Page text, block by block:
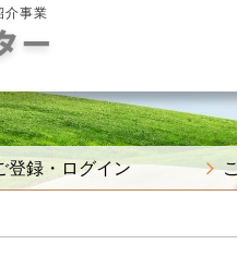
介事業
登録・ログイン